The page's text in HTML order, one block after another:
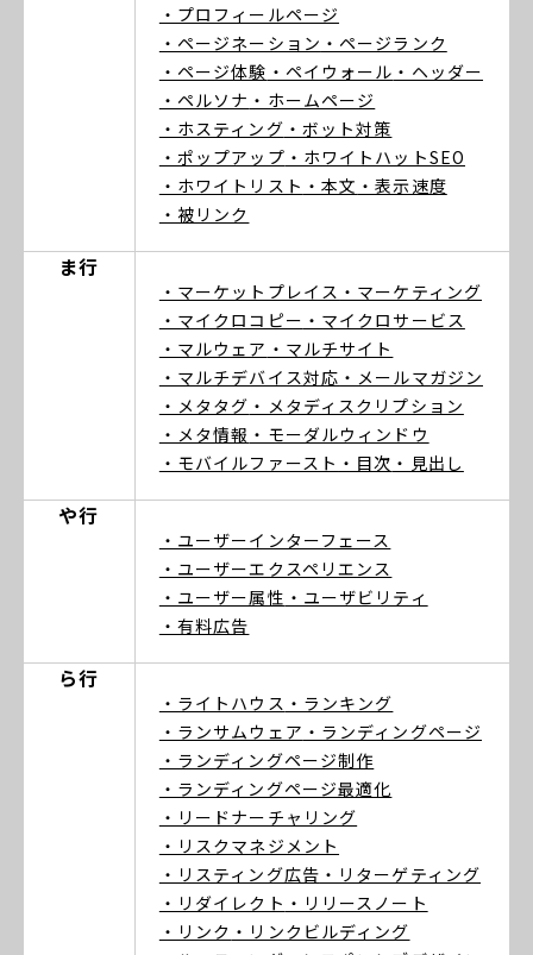
・プロフィールページ
・ページネーション ・ページランク
・ページ体験 ・ペイウォール ・ヘッダー
・ペルソナ ・ホームページ
・ホスティング ・ボット対策
・ポップアップ ・ホワイトハットSEO
・ホワイトリスト ・本文 ・表示速度
・被リンク
ま行
・マーケットプレイス ・マーケティング
・マイクロコピー ・マイクロサービス
・マルウェア ・マルチサイト
・マルチデバイス対応 ・メールマガジン
・メタタグ ・メタディスクリプション
・メタ情報 ・モーダルウィンドウ
・モバイルファースト ・目次 ・見出し
や行
・ユーザーインターフェース
・ユーザーエクスペリエンス
・ユーザー属性 ・ユーザビリティ
・有料広告
ら行
・ライトハウス ・ランキング
・ランサムウェア ・ランディングページ
・ランディングページ制作
・ランディングページ最適化
・リードナーチャリング
・リスクマネジメント
・リスティング広告 ・リターゲティング
・リダイレクト ・リリースノート
・リンク ・リンクビルディング